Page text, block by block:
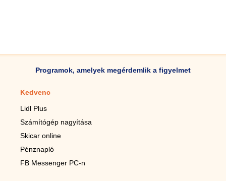
Programok, amelyek megérdemlik a figyelmet
Kedvenc
Lidl Plus
Számítógép nagyítása
Skicar online
Pénznapló
FB Messenger PC-n